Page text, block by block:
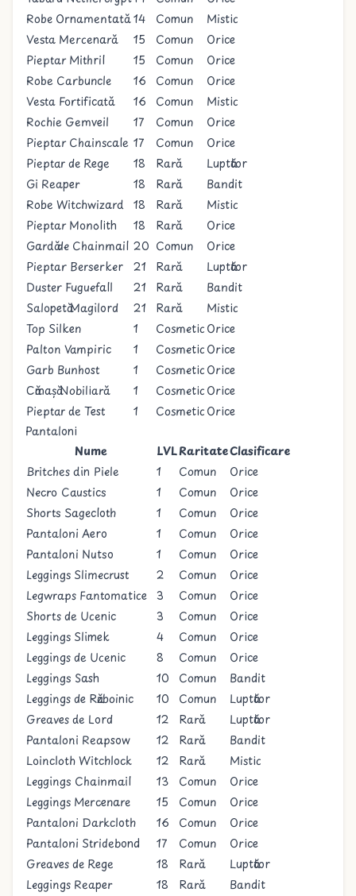
Robe Ornamentată 14 Comun
Mistic
Vesta Mercenară
15 Comun
Orice
Pieptar Mithril
15 Comun
Orice
Robe Carbuncle
16 Comun
Orice
Vesta Fortificată
16 Comun
Mistic
Rochie Gemveil
17 Comun
Orice
Pieptar Chainscale 17 Comun
Orice
Pieptar de Rege
18 Rară
Luptător
Gi Reaper
18 Rară
Bandit
Robe Witchwizard 18 Rară
Mistic
Pieptar Monolith
18 Rară
Orice
Gardă de Chainmail 20 Comun
Orice
Pieptar Berserker
21 Rară
Luptător
Duster Fuguefall
21 Rară
Bandit
Salopetă Magilord
21 Rară
Mistic
Top Silken
1 CosmeticOrice
Palton Vampiric
1 CosmeticOrice
Garb Bunhost
1 CosmeticOrice
Cămașă Nobiliară
1 CosmeticOrice
Pieptar de Test
1 CosmeticOrice
Pantaloni
Nume
LVLRaritateClasificare
Britches din Piele
1 Comun
Orice
Necro Caustics
1 Comun
Orice
Shorts Sagecloth
1 Comun
Orice
Pantaloni Aero
1 Comun
Orice
Pantaloni Nutso
1 Comun
Orice
Leggings Slimecrust
2 Comun
Orice
Legwraps Fantomatice
3 Comun
Orice
Shorts de Ucenic
3 Comun
Orice
Leggings Slimek
4 Comun
Orice
Leggings de Ucenic
8 Comun
Orice
Leggings Sash
10 Comun
Bandit
Leggings de Războinic
10 Comun
Luptător
Greaves de Lord
12 Rară
Luptător
Pantaloni Reapsow
12 Rară
Bandit
Loincloth Witchlock
12 Rară
Mistic
Leggings Chainmail
13 Comun
Orice
Leggings Mercenare
15 Comun
Orice
Pantaloni Darkcloth
16 Comun
Orice
Pantaloni Stridebond
17 Comun
Orice
Greaves de Rege
18 Rară
Luptător
Leggings Reaper
18 Rară
Bandit